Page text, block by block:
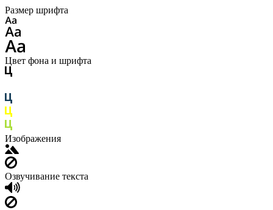
Размер шрифта
Цвет фона и шрифта
Изображения
Озвучивание текста